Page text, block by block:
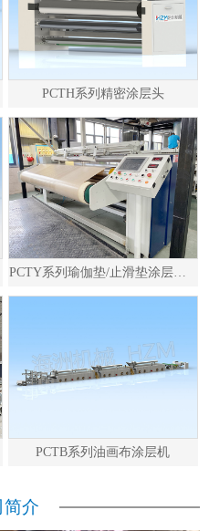
PCTH系列精密涂层头
PCTY系列瑜伽垫/止滑垫涂层发泡生产线
PCTB系列油画布涂层机
简介